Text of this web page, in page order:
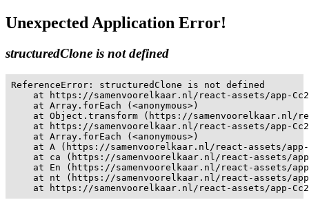
Unexpected Application Error!
structuredClone is not defined
ReferenceError: structuredClone is not defined
at https://samenvoorelkaar.nl/react-assets/app-
    at Array.forEach (<anonymous>)
at Object.transform (https://samenvoorelkaar.nl/
at https://samenvoorelkaar.nl/react-assets/app-
    at Array.forEach (<anonymous>)
at A (https://samenvoorelkaar.nl/react-assets/
at ca (https://samenvoorelkaar.nl/react-assets/
at En (https://samenvoorelkaar.nl/react-assets/
at nt (https://samenvoorelkaar.nl/react-assets/
at https://samenvoorelkaar.nl/react-assets/app-